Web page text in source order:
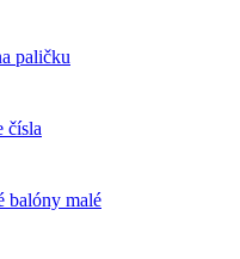
paličku
čísla
balóny malé